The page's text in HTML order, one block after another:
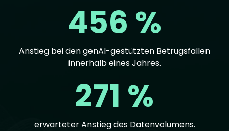
456 %
Anstieg bei den genAI-gestützten Betrugsfällen
innerhalb eines Jahres.
271 %
erwarteter Anstieg des Datenvolumens.